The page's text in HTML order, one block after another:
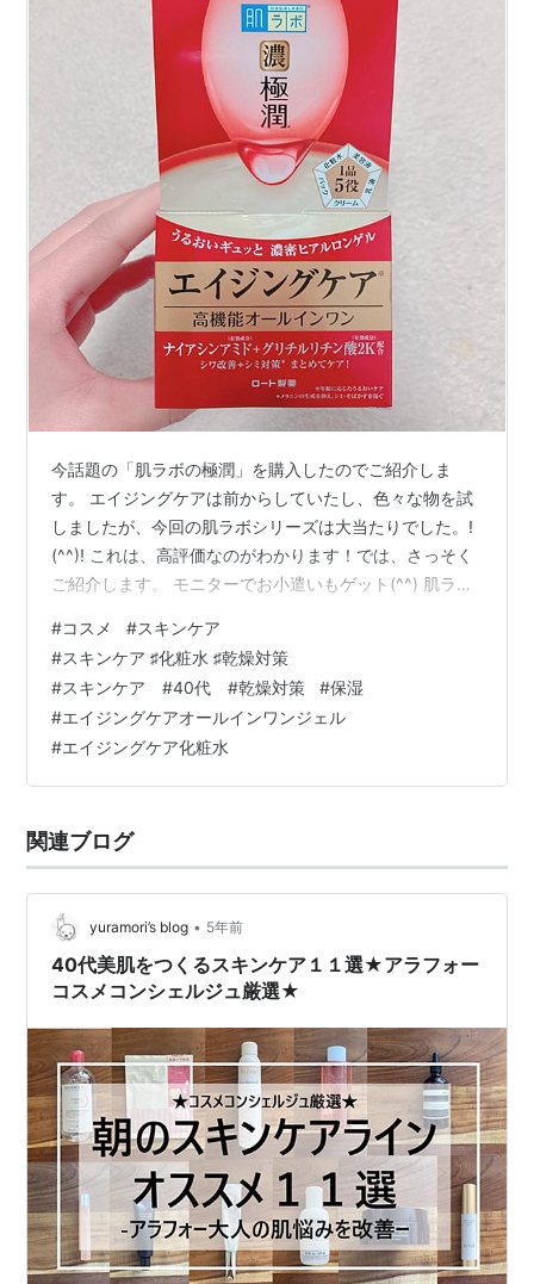
今話題の「肌ラボの極潤」を購入したのでご紹介しま
す。 エイジングケアは前からしていたし、色々な物を試
しましたが、今回の肌ラボシリーズは大当たりでした。!
(^^)! これは、高評価なのがわかります！では、さっそく
ご紹介します。 モニターでお小遣いもゲット(^^) 肌ラボ
とめ 肌ラボ 濃極潤 1品で5役もしてくれるオールインワ
ンゲルです。 化粧水・美容液・乳液・クリーム・パック
と、これ1つで全部補えるので、忙しい女性に最適な商品
です。 エイジングケアをメインとしていますので、シワ
改善やシミ対策もバッチリです！ 濃密なヒアルロンゲル
も配合さ…
#コスメ #スキンケア
#スキンケア ♯化粧水 ♯乾燥対策
#スキンケア #40代 #乾燥対策 #保湿
#エイジングケアオールインワンジェル
#エイジングケア化粧水
関連ブログ
yuramori’s blog • 5年前
40代美肌をつくるスキンケア１１選★アラフォー
コスメコンシェルジュ厳選★